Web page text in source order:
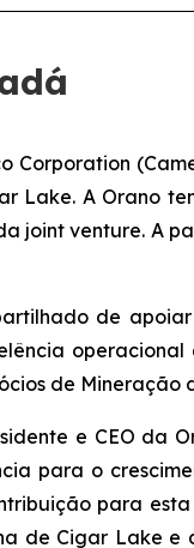
Corporation
Lake. A Orano
joint venture. A
de
operacional
de Mineração
e CEO da
para o
para
de Cigar Lake